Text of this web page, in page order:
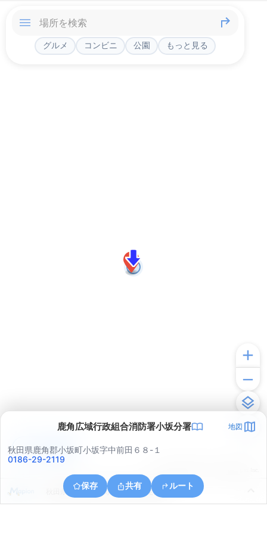
グルメ コンビニ 公園 もっと見る
鹿角広域行政組合消防署小坂分署 地図
秋田県鹿角郡小坂町小坂字中前田６８-１
0186-29-2119
保存 共有 ルート
秋田県鹿角郡小坂町小坂鉱山字尾樽部
アプリで見る